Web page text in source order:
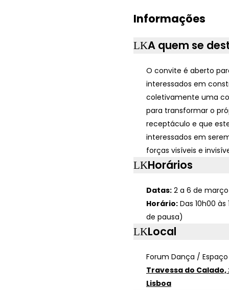
Informações
A quem se
O convite é aberto
interessados em
coletivamente uma
para transformar o
receptáculo e que
interessados em
forças visíveis e
Horários
Datas: 2 a 6 de
Horário: Das 10h00
de pausa)
Local
Forum Dança /
Travessa do Calado,
Lisboa